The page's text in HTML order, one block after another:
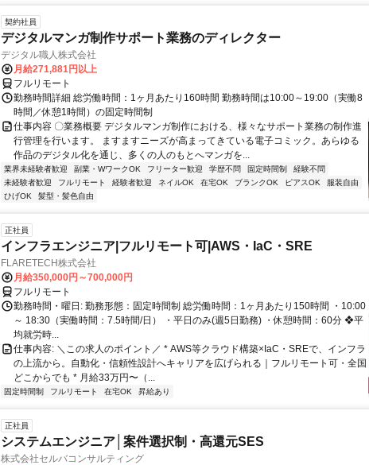
契約社員
デジタルマンガ制作サポート業務のディレクター
デジタル職人株式会社
月給271,881円以上
フルリモート
勤務時間詳細 総労働時間：1ヶ月あたり160時間 勤務時間は10:00～19:00（実働8
時間／休憩1時間）の固定時間制
仕事内容 〇業務概要 デジタルマンガ制作における、様々なサポート業務の制作進
行管理を行います。 ますますニーズが高まってきている電子コミック。あらゆる
作品のデジタル化を通じ、多くの人のもとへマンガを...
業界未経験者歓迎 副業・WワークOK フリーター歓迎 学歴不問 固定時間制
経験不問
未経験者歓迎
フルリモート 経験者歓迎 ネイルOK 在宅OK ブランクOK ピアスOK
服装自由
ひげOK
髪型・髪色自由
正社員
インフラエンジニア|フルリモート可|AWS・IaC・SRE
FLARETECH株式会社
月給350,000円～700,000円
フルリモート
勤務時間・曜日: 勤務形態：固定時間制 総労働時間：1ヶ月あたり150時間 ・10:00
～ 18:30（実働時間：7.5時間/日） ・平日のみ(週5日勤務) ・休憩時間：60分 ❖平
均就労時...
仕事内容: ＼この求人のポイント／ * AWS等クラウド構築×IaC・SREで、インフラ
の上流から。自動化・信頼性設計へキャリアを広げられる｜フルリモート可・全国
どこからでも * 月給33万円〜（...
固定時間制 フルリモート 在宅OK 昇給あり
正社員
システムエンジニア│案件選択制・高還元SES
株式会社セルバコンサルティング